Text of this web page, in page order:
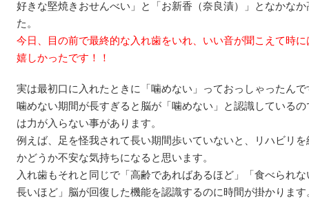
好きな堅焼きおせんべい」と「お新香（奈良漬）」となかな
た。
今日、目の前で最終的な入れ歯をいれ、いい音が聞こえて時
嬉しかったです！！
実は最初口に入れたときに「噛めない」っておっしゃったんで
噛めない期間が長すぎると脳が「噛めない」と認識している
は力が入らない事があります。
例えば、足を怪我されて長い期間歩いていないと、リハビリ
かどうか不安な気持ちになると思います。
入れ歯もそれと同じで「高齢であればあるほど」「食べられ
長いほど」脳が回復した機能を認識するのに時間が掛かります